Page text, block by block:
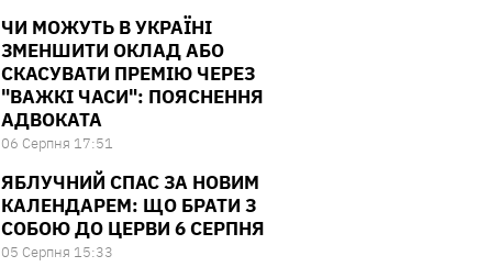
ЧИ МОЖУТЬ В УКРАЇНІ
ЗМЕНШИТИ ОКЛАД АБО
СКАСУВАТИ ПРЕМІЮ ЧЕРЕЗ
"ВАЖКІ ЧАСИ": ПОЯСНЕННЯ
АДВОКАТА
06 Серпня 17:51
ЯБЛУЧНИЙ СПАС ЗА НОВИМ
КАЛЕНДАРЕМ: ЩО БРАТИ З
СОБОЮ ДО ЦЕРВИ 6 СЕРПНЯ
05 Серпня 15:33